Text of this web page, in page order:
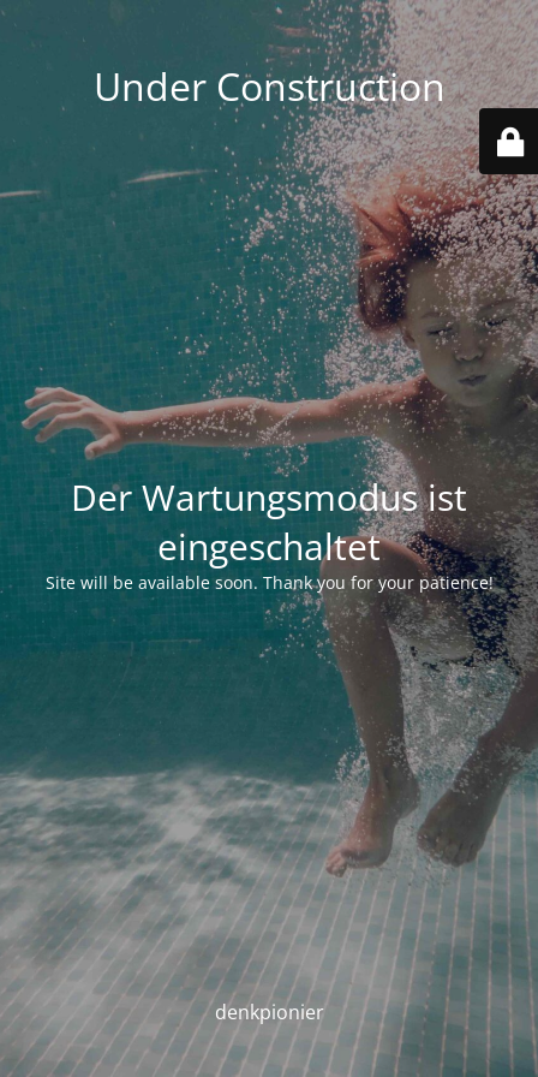
Under Construction
Der Wartungsmodus ist
eingeschaltet
Site will be available soon. Thank you for your patience!
denkpionier